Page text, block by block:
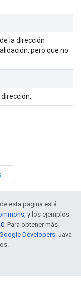
la dirección
pero que no
esta página está
, y los ejemplos
. Para obtener más
Developers. Java